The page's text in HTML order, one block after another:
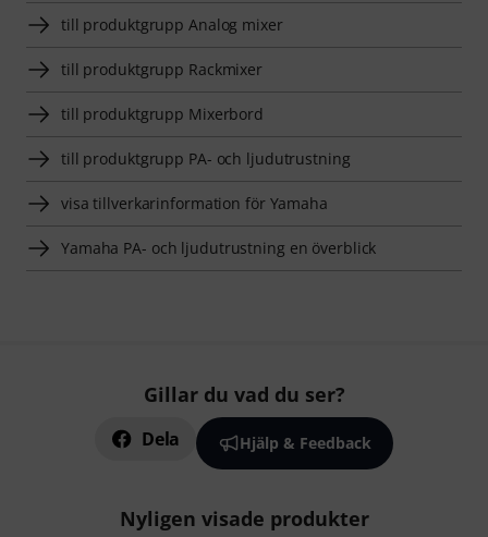
till produktgrupp Analog mixer
till produktgrupp Rackmixer
till produktgrupp Mixerbord
till produktgrupp PA- och ljudutrustning
visa tillverkarinformation för Yamaha
Yamaha PA- och ljudutrustning en överblick
Gillar du vad du ser?
Dela Hjälp & Feedback
Nyligen visade produkter